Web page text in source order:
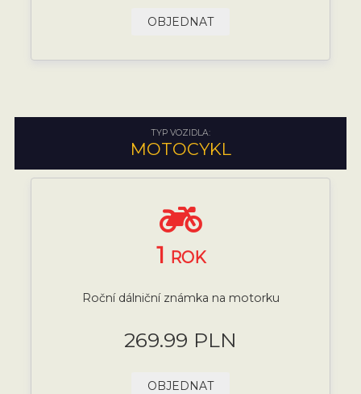
OBJEDNAT
TYP VOZIDLA:
MOTOCYKL
1 ROK
Roční dálniční známka na motorku
269.99 PLN
OBJEDNAT